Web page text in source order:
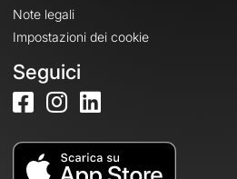
Note legali
Impostazioni dei cookie
Seguici